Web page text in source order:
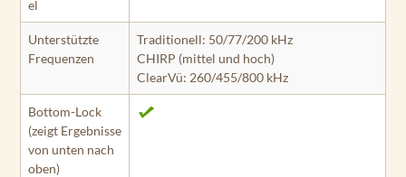
el
Unterstützte
Frequenzen
Traditionell: 50/77/200 kHz
CHIRP (mittel und hoch)
ClearVü: 260/455/800 kHz
Bottom-Lock
(zeigt Ergebnisse
von unten nach
oben)